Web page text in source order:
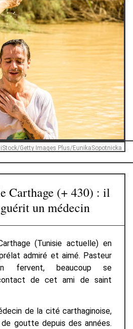
iStock/Getty Images Plus/EunikaSopotnicka
Carthage (+ 430) : il
un médecin
(Tunisie actuelle) en
admiré et aimé. Pasteur
fervent, beaucoup se
de cet ami de saint
de la cité carthaginoise,
goutte depuis des années.